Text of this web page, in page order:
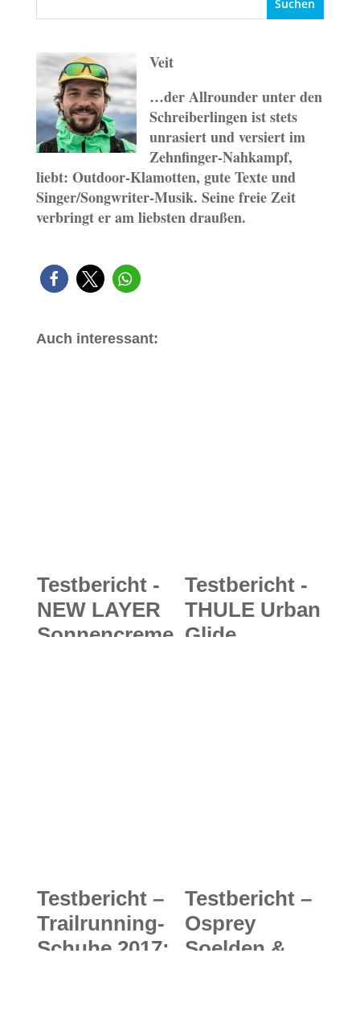
Veit
…der Allrounder unter den
Schreiberlingen ist stets
unrasiert und versiert im
Zehnfinger-Nahkampf,
liebt: Outdoor-Klamotten, gute Texte und
Singer/Songwriter-Musik. Seine freie Zeit
verbringt er am liebsten draußen.
Auch interessant:
Testbericht -
NEW LAYER
Sonnencreme
Testbericht -
THULE Urban
Glide
Eltern
Testbericht –
Trailrunning-
Schuhe 2017:
Testbericht –
Osprey
Soelden &